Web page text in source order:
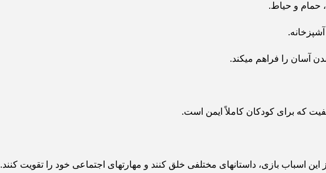
حمام و حیاط.
آسان را فراهم میکند.
که برای کودکان کاملاً ایمن است.
این اسباب بازی، داستانهای مختلفی خلق کنند و مهارتهای اجتماعی خود را تقویت کنند.